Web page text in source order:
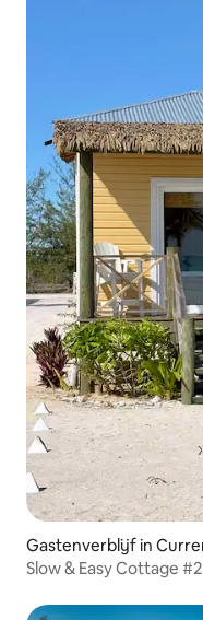
Gastenverblijf in
Slow & Easy Cottage #2